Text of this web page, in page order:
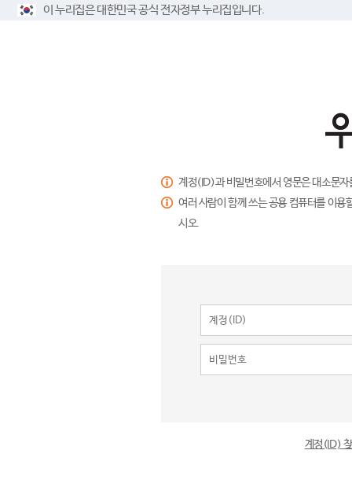
이 누리집은 대한민국 공식 전자정부 누리집입니다.
계정(ID)과 비밀번호에서 영문은 대소문
여러 사람이 함께 쓰는 공용 컴퓨터를 이
시오.
계정(ID)